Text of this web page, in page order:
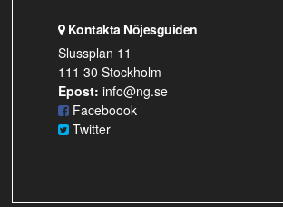
Kontakta Nöjesguiden
Slussplan 11
111 30 Stockholm
Epost: info@ng.se
Faceboook
Twitter